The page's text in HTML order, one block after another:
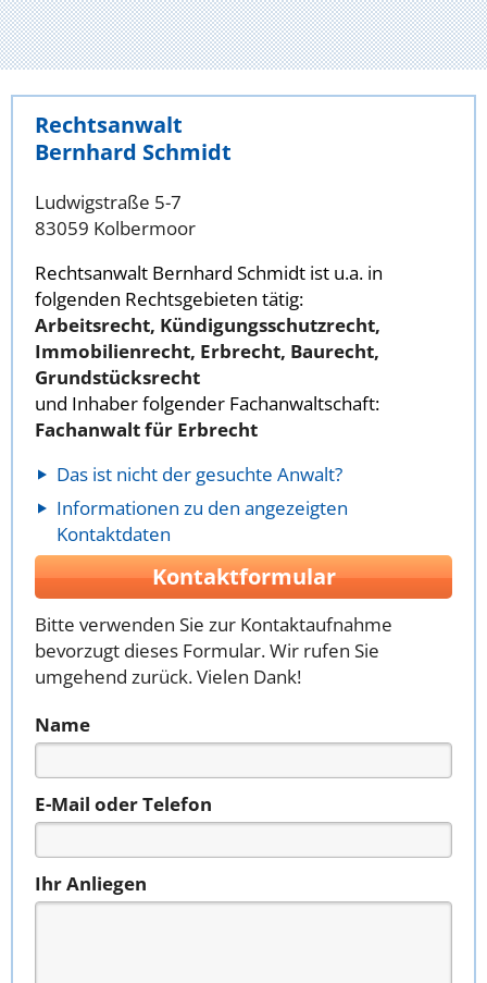
Rechtsanwalt
Bernhard Schmidt
Ludwigstraße 5-7
83059 Kolbermoor
Rechtsanwalt Bernhard Schmidt ist u.a. in
folgenden Rechtsgebieten tätig:
Arbeitsrecht, Kündigungsschutzrecht,
Immobilienrecht, Erbrecht, Baurecht,
Grundstücksrecht
und Inhaber folgender Fachanwaltschaft:
Fachanwalt für Erbrecht
Das ist nicht der gesuchte Anwalt?
Informationen zu den angezeigten
Kontaktdaten
Kontaktformular
Bitte verwenden Sie zur Kontaktaufnahme
bevorzugt dieses Formular. Wir rufen Sie
umgehend zurück. Vielen Dank!
Name
E-Mail oder Telefon
Ihr Anliegen